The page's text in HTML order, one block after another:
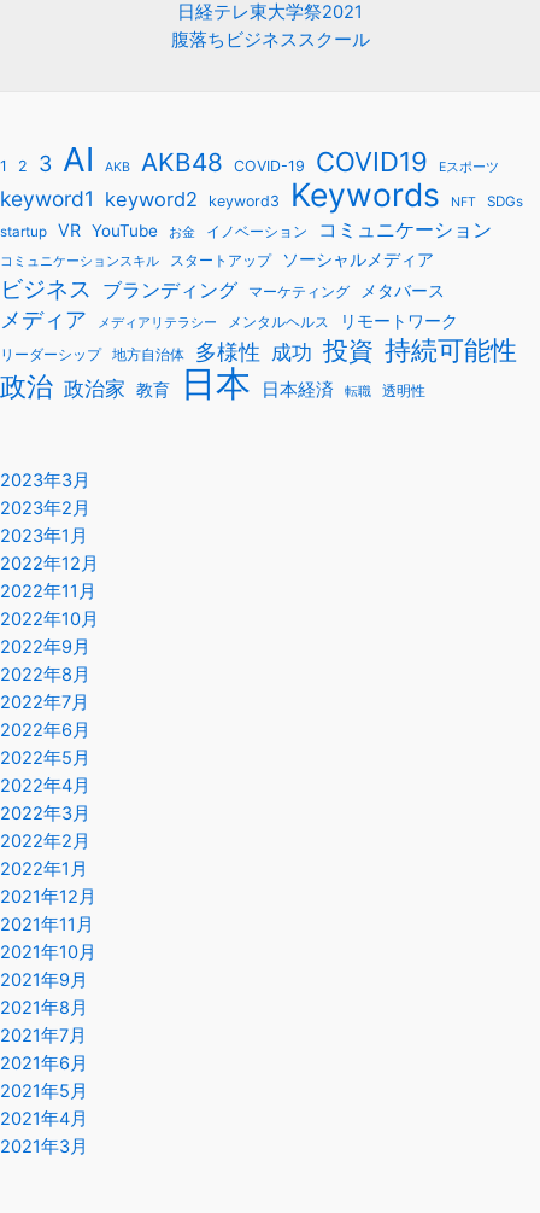
日経テレ東大学祭2021
腹落ちビジネススクール
1 2 3 AI AKB AKB48 COVID-19 COVID19 Eスポーツ
keyword1 keyword2 keyword3 Keywords NFT
SDGs
startup
VR YouTube お金 イノベーション コミュニケーション
コミュニケーションスキル スタートアップ ソーシャルメディア
ビジネス ブランディング マーケティング メタバース
メディア メディアリテラシー メンタルヘルス リモートワーク
リーダーシップ 地方自治体 多様性 成功 投資 持続可能性
政治 政治家 教育 日本 日本経済 転職 透明性
2023年3月
2023年2月
2023年1月
2022年12月
2022年11月
2022年10月
2022年9月
2022年8月
2022年7月
2022年6月
2022年5月
2022年4月
2022年3月
2022年2月
2022年1月
2021年12月
2021年11月
2021年10月
2021年9月
2021年8月
2021年7月
2021年6月
2021年5月
2021年4月
2021年3月